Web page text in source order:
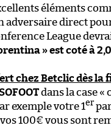
éléments
adversaire direct
League
» est coté à
chez Betclic dès la
dans la case
exemple votre 1er
100€ vous sont